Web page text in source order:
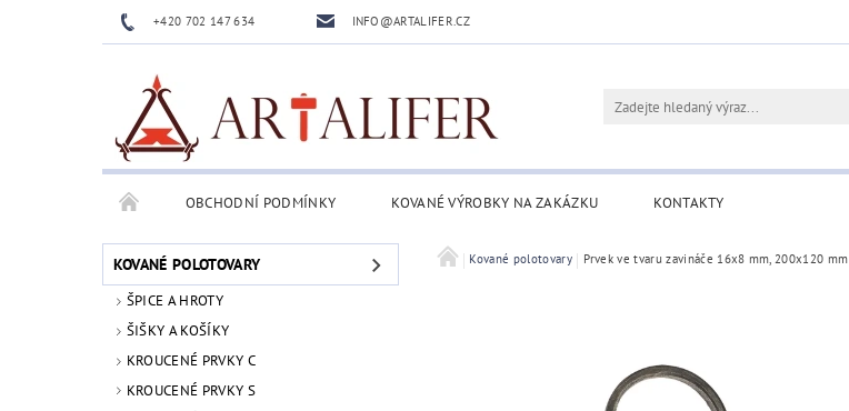
+420 702 147 634 INFO@ARTALIFER.CZ
OBCHODNÍ PODMÍNKY KOVANÉ VÝROBKY NA ZAKÁZKU KONTAKTY
KOVANÉ POLOTOVARY
ŠPICE A HROTY
ŠIŠKY A KOŠÍKY
KROUCENÉ PRVKY C
KROUCENÉ PRVKY S
Kované polotovary Prvek ve tvaru zavináče 16x8 mm, 200x120 mm